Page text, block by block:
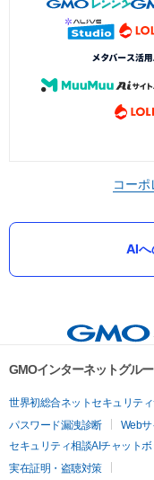
コーポ
AIへ
GMOインターネットグル
世界初総合ネットセキュリテ
パスワード漏洩診断
Web
セキュリティ相談AIチャットボ
実在証明・盗聴対策